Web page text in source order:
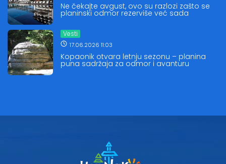
Ne čekajte avgust, ovo su razlozi zašto se
planinski odmor rezerviše već sada
Vesti
17.06.2026 11:03
Kopaonik otvara letnju sezonu – planina
puna sadržaja za odmor i avanturu